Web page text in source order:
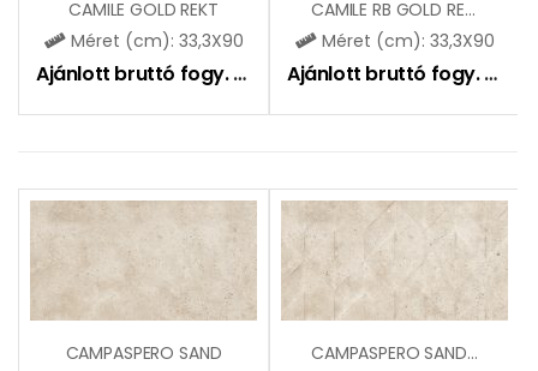
CAMILE GOLD REKT
Méret (cm): 33,3X90
Ajánlott bruttó fogy. ár: 9190Ft
CAMILE RB GOLD REKT
Méret (cm): 33,3X90
Ajánlott bruttó fogy. ár:
CAMPASPERO SAND
CAMPASPERO SAND DEKOR